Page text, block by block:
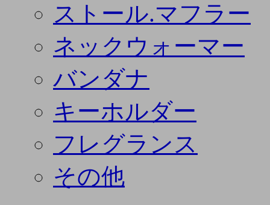
ストール.マフラー
ネックウォーマー
バンダナ
キーホルダー
フレグランス
その他